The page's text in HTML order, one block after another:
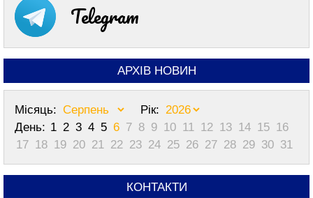
Telegram
АРХІВ НОВИН
Місяць:
Рік:
День: 1 2 3 4 5 6 7 8 9 10 11 12 13 14 15 16
17 18 19 20 21 22 23 24 25 26 27 28 29 30 31
КОНТАКТИ